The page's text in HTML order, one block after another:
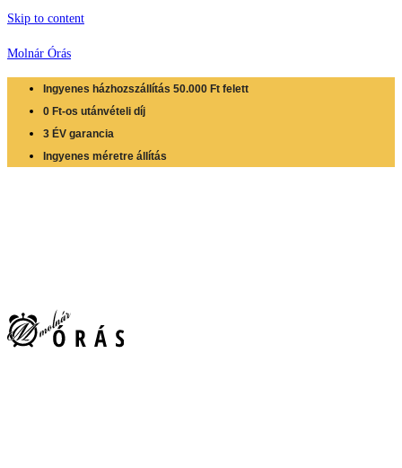
Skip to content
Molnár Órás
Ingyenes házhozszállítás 50.000 Ft felett
0 Ft-os utánvételi díj
3 ÉV garancia
Ingyenes méretre állítás